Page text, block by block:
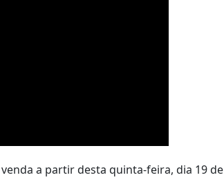
a partir desta quinta-feira, dia 19 de